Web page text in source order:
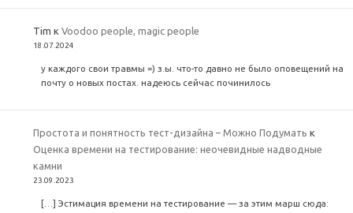
Tim кVoodoo people, magic people
18.07.2024
у каждого свои травмы =) з.ы. что-то давно не было оповещений на
почту о новых постах. надеюсь сейчас починилось
Простота и понятность тест-дизайна – Можно Подумать к
Оценка времени на тестирование: неочевидные надводные
камни
23.09.2023
[…] Эстимация времени на тестирование — за этим марш сюда: